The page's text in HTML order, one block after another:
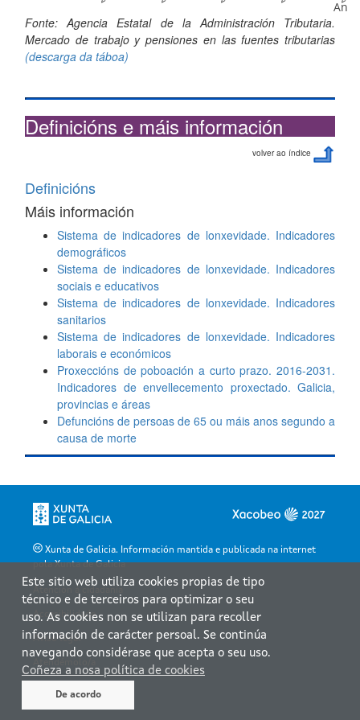
Xunta de Galicia. Información mantida e publicada na internet
pola Xunta de Galicia
Accesibilidade
Aviso legal
Atendémolo/a
Este sitio web utiliza cookies propias de tipo
técnico e de terceiros para optimizar o seu
uso. As cookies non se utilizan para recoller
información de carácter persoal. Se continúa
navegando considérase que acepta o seu uso.
Coñeza a nosa política de cookies
De acordo